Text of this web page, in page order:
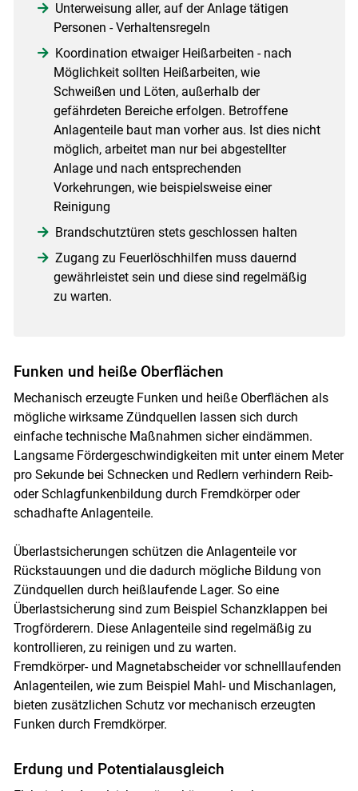
Unterweisung aller, auf der Anlage tätigen
Personen - Verhaltensregeln
Koordination etwaiger Heißarbeiten - nach
Möglichkeit sollten Heißarbeiten, wie
Schweißen und Löten, außerhalb der
gefährdeten Bereiche erfolgen. Betroffene
Anlagenteile baut man vorher aus. Ist dies nicht
möglich, arbeitet man nur bei abgestellter
Anlage und nach entsprechenden
Vorkehrungen, wie beispielsweise einer
Reinigung
Brandschutztüren stets geschlossen halten
Zugang zu Feuerlöschhilfen muss dauernd
gewährleistet sein und diese sind regelmäßig
zu warten.
Funken und heiße Oberflächen
Mechanisch erzeugte Funken und heiße Oberflächen als
mögliche wirksame Zündquellen lassen sich durch
einfache technische Maßnahmen sicher eindämmen.
Langsame Fördergeschwindigkeiten mit unter einem Meter
pro Sekunde bei Schnecken und Redlern verhindern Reib-
oder Schlagfunkenbildung durch Fremdkörper oder
schadhafte Anlagenteile.
Überlastsicherungen schützen die Anlagenteile vor
Rückstauungen und die dadurch mögliche Bildung von
Zündquellen durch heißlaufende Lager. So eine
Überlastsicherung sind zum Beispiel Schanzklappen bei
Trogförderern. Diese Anlagenteile sind regelmäßig zu
kontrollieren, zu reinigen und zu warten.
Fremdkörper- und Magnetabscheider vor schnelllaufenden
Anlagenteilen, wie zum Beispiel Mahl- und Mischanlagen,
bieten zusätzlichen Schutz vor mechanisch erzeugten
Funken durch Fremdkörper.
Erdung und Potentialausgleich